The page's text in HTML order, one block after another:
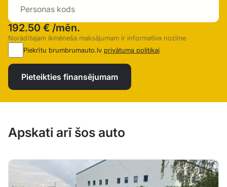
192.50 € /mēn.
Norādītajam ikmēneša maksājumam ir informatīva nozīme
Piekrītu brumbrumauto.lv privātuma politikai
Pieteikties finansējumam
Apskati arī šos auto